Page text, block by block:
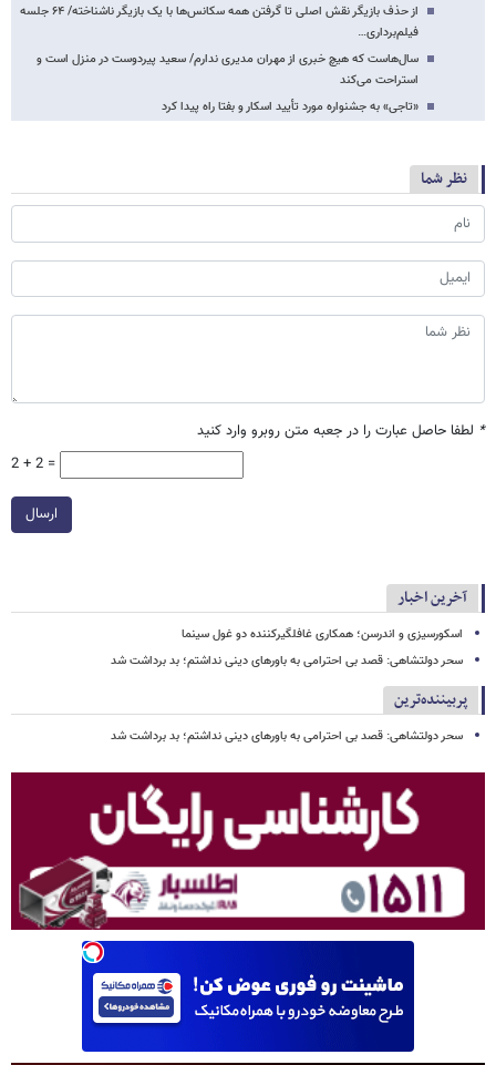
از حذف بازیگر نقش اصلی تا گرفتن همه سکانس‌ها با یک بازیگر ناشناخته/ ۶۴ جلسه
فیلم‌برداری…
سال‌هاست که هیچ خبری از مهران مدیری ندارم/ سعید پیردوست در منزل است و
استراحت می‌کند
«تاجی» به جشنواره مورد تأیید اسکار و بفتا راه پیدا کرد
نظر شما
* لطفا حاصل عبارت را در جعبه متن روبرو وارد کنید
2 + 2 =
ارسال
آخرین اخبار
اسکورسیزی و اندرسن؛ همکاری غافلگیرکننده دو غول سینما
سحر دولتشاهی: قصد بی احترامی به باورهای دینی نداشتم؛ بد برداشت شد
پربیننده‌ترین
سحر دولتشاهی: قصد بی احترامی به باورهای دینی نداشتم؛ بد برداشت شد